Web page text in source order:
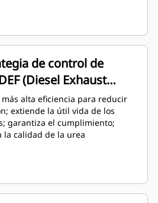
de control de
(Diesel Exhaust
de Combustible
aire de circuito
alta eficiencia para reducir
extiende la útil vida de los
garantiza el cumplimiento;
la calidad de la urea